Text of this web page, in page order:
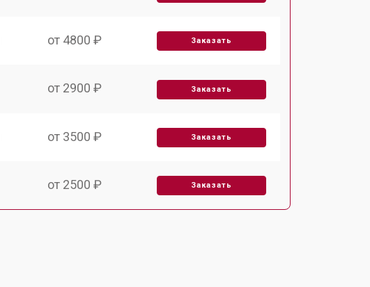
от 4800 ₽ Заказать
от 2900 ₽ Заказать
от 3500 ₽ Заказать
от 2500 ₽ Заказать